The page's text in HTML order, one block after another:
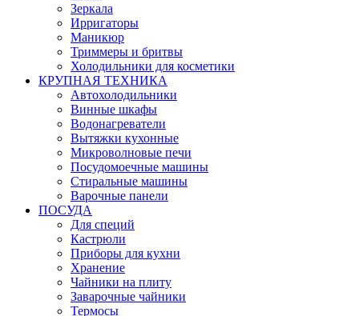
Зеркала
Ирригаторы
Маникюр
Триммеры и бритвы
Холодильники для косметики
КРУПНАЯ ТЕХНИКА
Автохолодильники
Винные шкафы
Водонагреватели
Вытяжки кухонные
Микроволновые печи
Посудомоечные машины
Стиральные машины
Варочные панели
ПОСУДА
Для специй
Кастрюли
Приборы для кухни
Хранение
Чайники на плиту
Заварочные чайники
Термосы